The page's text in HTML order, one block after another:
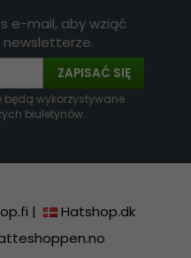
e-mail, aby wziąć
newsletterze.
ZAPISAĆ SIĘ
wykorzystywane
biuletynów.
|
Hatshop.dk